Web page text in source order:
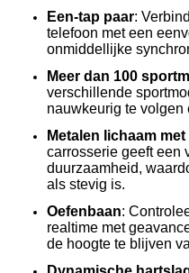
Een-tap paar:
telefoon met een
onmiddellijke
Meer dan 100
verschillende
nauwkeurig te volgen
Metalen lichaam
carrosserie geeft een
duurzaamheid,
als stevig is.
Oefenbaan:
realtime met
de hoogte te blijven